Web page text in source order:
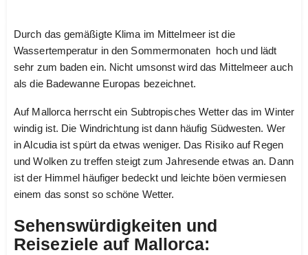
Durch das gemäßigte Klima im Mittelmeer ist die
Wassertemperatur in den Sommermonaten hoch und lädt
sehr zum baden ein. Nicht umsonst wird das Mittelmeer auch
als die Badewanne Europas bezeichnet.
Auf Mallorca herrscht ein Subtropisches Wetter das im Winter
windig ist. Die Windrichtung ist dann häufig Südwesten. Wer
in Alcudia ist spürt da etwas weniger. Das Risiko auf Regen
und Wolken zu treffen steigt zum Jahresende etwas an. Dann
ist der Himmel häufiger bedeckt und leichte böen vermiesen
einem das sonst so schöne Wetter.
Sehenswürdigkeiten und
Reiseziele auf Mallorca: